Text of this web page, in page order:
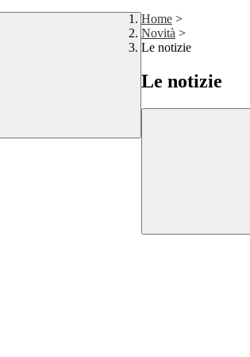
Home >
Novità >
Le notizie
Le notizie